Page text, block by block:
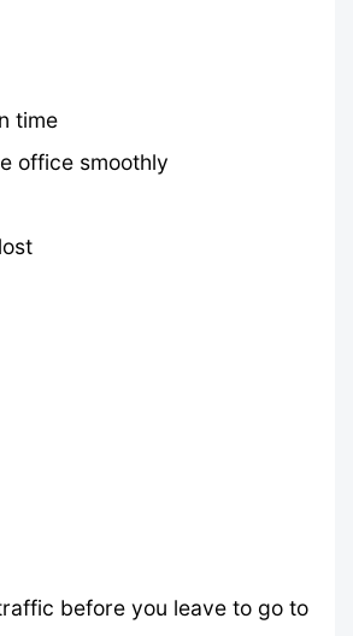
time
office smoothly
before you leave to go to